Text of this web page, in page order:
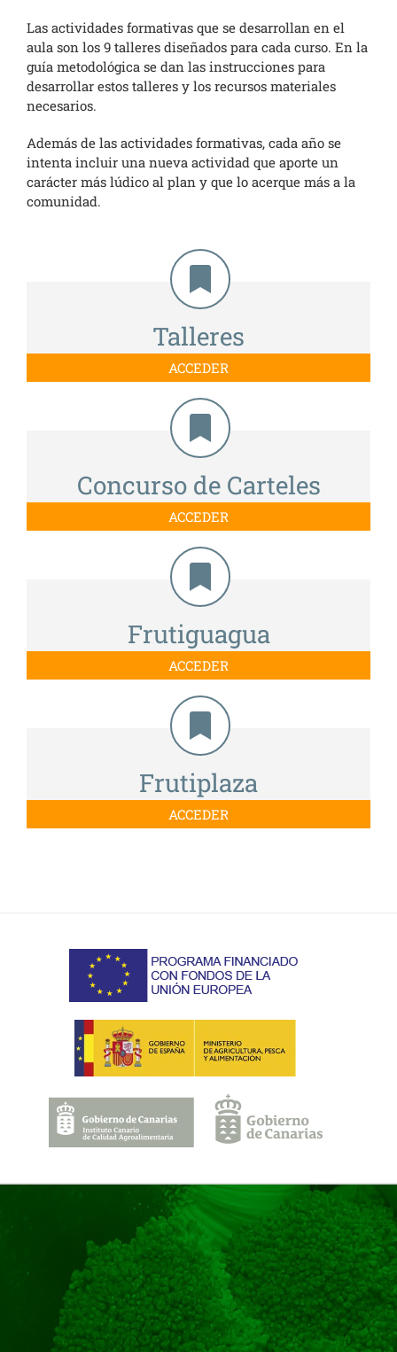
Las actividades formativas que se desarrollan en el
aula son los 9 talleres diseñados para cada curso. En la
guía metodológica se dan las instrucciones para
desarrollar estos talleres y los recursos materiales
necesarios.
Además de las actividades formativas, cada año se
intenta incluir una nueva actividad que aporte un
carácter más lúdico al plan y que lo acerque más a la
comunidad.
Talleres
ACCEDER
Concurso de Carteles
ACCEDER
Frutiguagua
ACCEDER
Frutiplaza
ACCEDER